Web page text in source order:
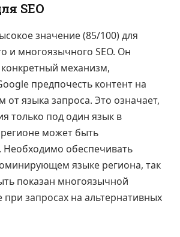
SEO
значение (85/100) для
и многоязычного SEO. Он
механизм,
предпочесть контент на
от языка запроса. Это означает,
только под один язык в
может быть
Необходимо обеспечивать
языке региона, так
показан многоязычной
запросах на альтернативных